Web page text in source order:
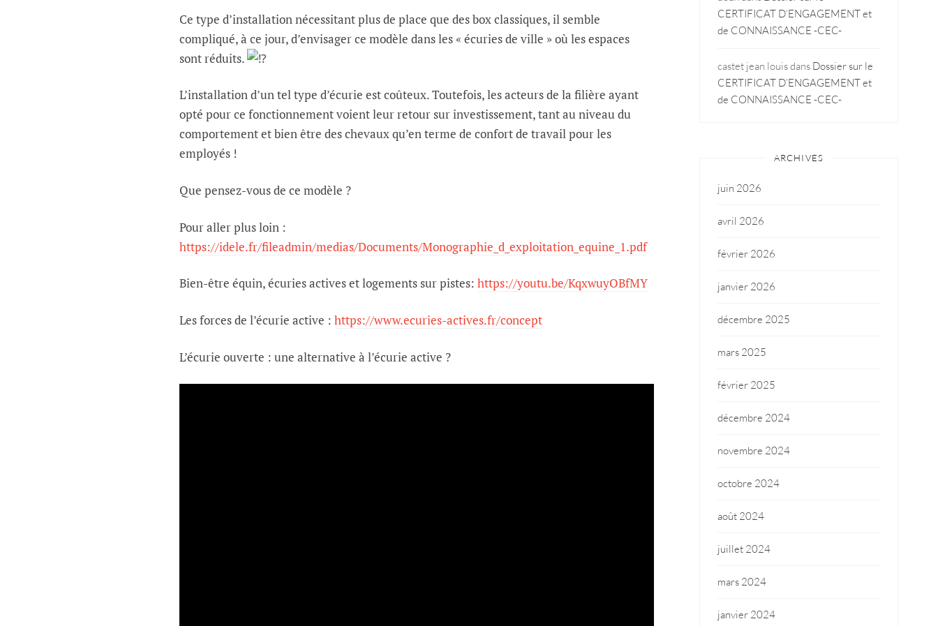
Ce type d’installation nécessitant plus de place que des box classiques, il semble
compliqué, à ce jour, d’envisager ce modèle dans les « écuries de ville » où les espaces
sont réduits.
L’installation d’un tel type d’écurie est coûteux. Toutefois, les acteurs de la filière ayant
opté pour ce fonctionnement voient leur retour sur investissement, tant au niveau du
comportement et bien être des chevaux qu’en terme de confort de travail pour les
employés !
Que pensez-vous de ce modèle ?
Pour aller plus loin :
https://idele.fr/fileadmin/medias/Documents/Monographie_d_exploitation_equine_1.pdf
Bien-être équin, écuries actives et logements sur pistes: https://youtu.be/KqxwuyOBfMY
Les forces de l’écurie active : https://www.ecuries-actives.fr/concept
L’écurie ouverte : une alternative à l’écurie active ?
CERTIFICAT D’ENGAGEMENT et
de CONNAISSANCE -CEC-
castet jean louisdans Dossier sur le
CERTIFICAT D’ENGAGEMENT et
de CONNAISSANCE -CEC-
ARCHIVES
juin 2026
avril 2026
février 2026
janvier 2026
décembre 2025
mars 2025
février 2025
décembre 2024
novembre 2024
octobre 2024
août 2024
juillet 2024
mars 2024
janvier 2024